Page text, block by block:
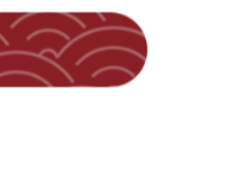
>首页>民俗艺术